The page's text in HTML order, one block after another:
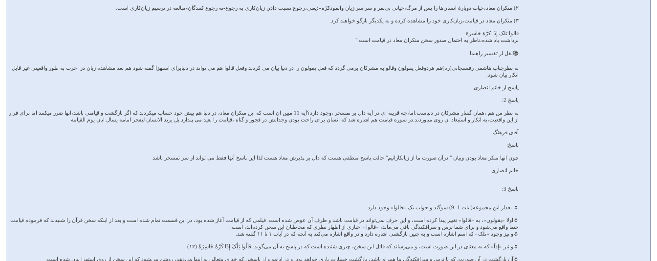
۲) منکران معاد،حیات دوبارۀ انسان‌ها را پس از مرگ،حیاتی بی‌ثمر و سراسر زیان وانمودکرّة»؛یعنی،رجوع.نسبت دادن زیان‌کاری به رجوع-نه رجوع کنندگان-مبالغه در ترسیم زیان‌کاری است.
۳) منکران معاد در قیامت،زیان‌کاری خود را مشاهده کرده و به یکدیگر بازگو خواهند کرد.
قالوا تلک إذًا کرّة خاسرة
برداشت یاد شده،ناظر به احتمال صدور سخن منکران معاد در قیامت است."
📚نقل از تفسیر راهنما
به نظرجناب هاشمی رفسنجانی(ره)هم هردوفعل یقولون وقالوابه مشرکان برمی گردد که فعل یقولون را در دنیا بیان می کردند وفعل قالوا هم می تواند در دنیابرای استهزا گفته شود هم بعد مشاهده زیان در اخرت به طور واقعیتی غیر قابل
انکار بیان شود.
پاسخ از خانم انصاری
پاسخ 2:
به نظر من هم ،همان گفتار مشرکان در دنیاست.اما،چه قرینه ای در آیه دال بر تمسخر ،وجود دارد؟آیه 11 مبین ان است که این منکران معاد، در دنیا هم پیش خود حساب میکردند که اگر بازگشت و قیامتی باشد،انها ضرر میکنند اما برای فرار
از این واقعیت،به انکار و استبعاد ان روی میاوردند.در سوره قیامت هم اشاره شد که انسان برای راحت بودن وجدانش در فجور و گناه ،قیامت را بعید می پندارد.بل یرید الانسان لیفجر امامه یسال ایان یوم القیامه
آقای فرهنگ
پاسخ:
چون انها منکر معاد بودن وبیان " درآن صورت ما از زیانکارانیم" حالت پاسخ منطقی هست که دال بر پذیرش معاد هست لذا این پاسخ آنها فقط می تواند از سر تمسخر باشد
خانم انصاری
پاسخ 3:
🌷 بعداز این مجموعه(ایات 1_9) سوگند و جواب یک «قالوا» وجود دارد.
🌷اولا «یقولون»، به «قالوا» تغییر پیدا کرده است، و این حرف نمی‌تواند در قیامت باشد و ظرف آن عوض شده است. فیلمی که از قیامت آغاز شده بود، در این قسمت تمام شده است و بعد از اینکه سخن قرآن را شنیدند که فرموده قیامت
حتما واقع می‌شود و برای شما ترس و سرافکندگی باقی می‌ماند، «قالوا» اخباری از اظهار نظری که مخاطبان این سخن کرده‌اند، است.
🌷و نیز وجود «تلک» که اسم اشاره است و به چنین بازگشتی اشاره دارد و در واقع اشاره می‌کند به آنچه که در آیات ۱ تا ۱۱ گفته شد.
🌷و نیز «إذاً» که به معنای در این صورت است، و می‌رساند که قائل این سخن، چیزی شنیده است که در پاسخ به آن می‌گوید: قَالُوا تِلْکَ إِذًا کَرَّةٌ خَاسِرَةٌ (١٢)
🌷آن بازگشت در آن صورت، که با ترس و سرافکندگی ما همراه باشد، بازگشت خسارت باری خواهد بود. و در ادامه و از پاسخی که خدای متعالی به اینها می‌دهد، روشن می‌شود که این سخن از روی استهزا بیان شده است.